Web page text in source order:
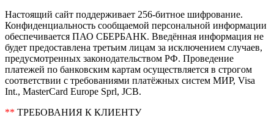
Настоящий сайт поддерживает 256-битное шифрование.
Конфиденциальность сообщаемой персональной информации
обеспечивается ПАО СБЕРБАНК. Введённая информация не
будет предоставлена третьим лицам за исключением случаев,
предусмотренных законодательством РФ. Проведение
платежей по банковским картам осуществляется в строгом
соответствии с требованиями платёжных систем МИР, Visa
Int., MasterCard Europe Sprl, JCB.
** ТРЕБОВАНИЯ К КЛИЕНТУ